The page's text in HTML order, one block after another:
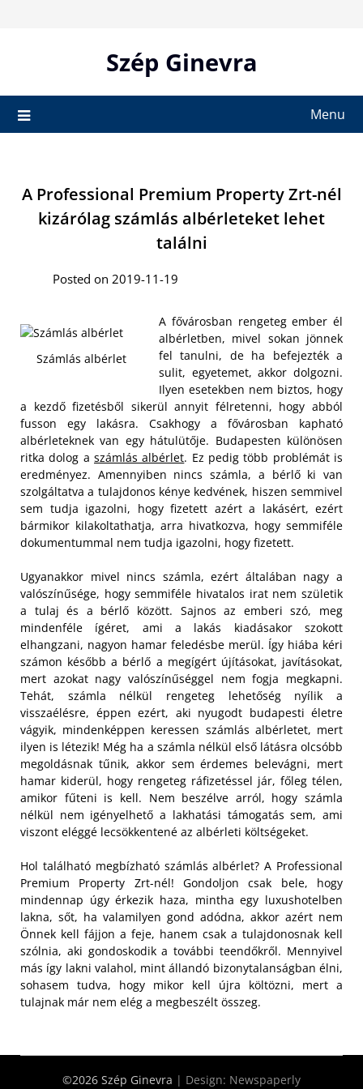
Szép Ginevra
Menu
A Professional Premium Property Zrt-nél
kizárólag számlás albérleteket lehet
találni
Posted on 2019-11-19
Számlás albérlet
A fővárosban rengeteg ember él
albérletben, mivel sokan jönnek
fel tanulni, de ha befejezték a
sulit, egyetemet, akkor dolgozni.
Ilyen esetekben nem biztos, hogy
a kezdő fizetésből sikerül annyit félretenni, hogy abból
fusson egy lakásra. Csakhogy a fővárosban kapható
albérleteknek van egy hátulütője. Budapesten különösen
ritka dolog a számlás albérlet. Ez pedig több problémát is
eredményez. Amennyiben nincs számla, a bérlő ki van
szolgáltatva a tulajdonos kénye kedvének, hiszen semmivel
sem tudja igazolni, hogy fizetett azért a lakásért, ezért
bármikor kilakoltathatja, arra hivatkozva, hogy semmiféle
dokumentummal nem tudja igazolni, hogy fizetett.
Ugyanakkor mivel nincs számla, ezért általában nagy a
valószínűsége, hogy semmiféle hivatalos irat nem születik
a tulaj és a bérlő között. Sajnos az emberi szó, meg
mindenféle ígéret, ami a lakás kiadásakor szokott
elhangzani, nagyon hamar feledésbe merül. Így hiába kéri
számon később a bérlő a megígért újításokat, javításokat,
mert azokat nagy valószínűséggel nem fogja megkapni.
Tehát, számla nélkül rengeteg lehetőség nyílik a
visszaélésre, éppen ezért, aki nyugodt budapesti életre
vágyik, mindenképpen keressen számlás albérletet, mert
ilyen is létezik! Még ha a számla nélkül első látásra olcsóbb
megoldásnak tűnik, akkor sem érdemes belevágni, mert
hamar kiderül, hogy rengeteg ráfizetéssel jár, főleg télen,
amikor fűteni is kell. Nem beszélve arról, hogy számla
nélkül nem igényelhető a lakhatási támogatás sem, ami
viszont eléggé lecsökkentené az albérleti költségeket.
Hol található megbízható számlás albérlet? A Professional
Premium Property Zrt-nél! Gondoljon csak bele, hogy
mindennap úgy érkezik haza, mintha egy luxushotelben
lakna, sőt, ha valamilyen gond adódna, akkor azért nem
Önnek kell fájjon a feje, hanem csak a tulajdonosnak kell
szólnia, aki gondoskodik a további teendőkről. Mennyivel
más így lakni valahol, mint állandó bizonytalanságban élni,
sohasem tudva, hogy mikor kell újra költözni, mert a
tulajnak már nem elég a megbeszélt összeg.
©2026 Szép Ginevra | Design: Newspaperly